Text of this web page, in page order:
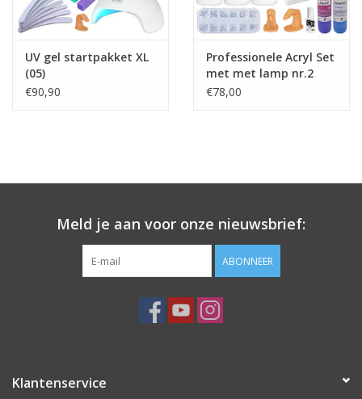
UV gel startpakket XL
(05)
€90,90
Professionele Acryl Set
met met lamp nr.2
€78,00
Meld je aan voor onze nieuwsbrief:
ABONNEER
Klantenservice